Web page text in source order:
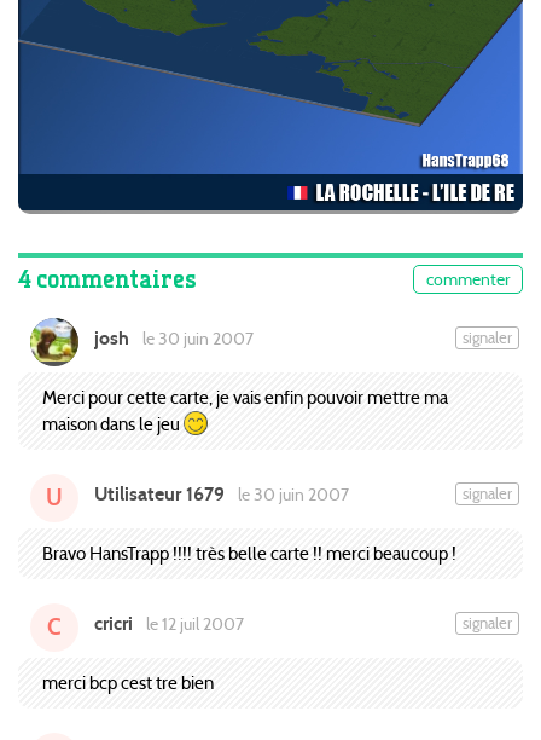
4 commentaires commenter
josh le 30 juin 2007 signaler
Merci pour cette carte, je vais enfin pouvoir mettre ma
maison dans le jeu
U Utilisateur 1679 le 30 juin 2007 signaler
Bravo HansTrapp !!!! très belle carte !! merci beaucoup !
C cricri le 12 juil 2007 signaler
merci bcp cest tre bien